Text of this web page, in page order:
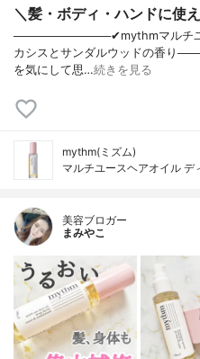
＼髪・ボディ・ハンドに使
────────────✔︎mythmマルチユ
カシスとサンダルウッドの香り
を気にして思…続きを見る
mythm(ミズム)
マルチユースヘアオイル デ
美容ブロガー
まみやこ